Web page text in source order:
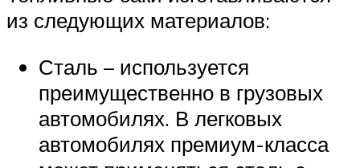
из следующих материалов:
Сталь – используется
преимущественно в грузовых
автомобилях. В легковых
автомобилях премиум-класса